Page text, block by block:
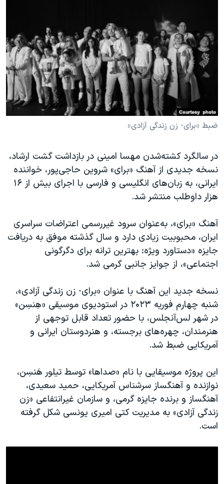
حقوق شهروندی
اقتصادی
علم و فناوری
اسرائیل در جنگ
گالری عکس
آرشیو پخش زنده
انتخابات ریاست جمهوری آمریکا ۲۰۲۴
حمله جمهوری اسلامی به اسرائیل
رمز مهسا
ورزش زنان در ایران
اعتراضات زن، زندگی، آزادی
مجموعه مستندهای دادخواهی
دادگاه حمید نوری
چهل سال گروگان‌گیری
قانون شفافیت دارائی کادر رهبری ایران
اسرائیل در جنگ
نرگس محمدی برنده جایزه نوبل صلح
همایش محافظه‌کاران آمریکا «سی‌پک»
سفر پرزیدنت ترامپ به چین
زبانهای مختلف
ضبط «برای- زن زندگی آزادی»
در سالگرد کشته‌شدن مهسا امینی در بازداشت گشت ارشاد،
نسخه جدیدی از آهنگ «برای» شروین حاجی‌پور، خواننده
ایرانی، به زبان‌های انگلیسی و فارسی با اجرای بیش از ۱۶
هزار داوطلب منتشر شد.
آهنگ‌ «برای»، به‌عنوان سرود غیررسمی اعتراضات سراسری
ایران، محبوبیت زیادی دارد و سال گذشته موفق به دریافت
جایزه «دستاورد ویژه: بهترین ترانه برای دگرگونی
اجتماعی»، از جوایز جانبی گرمی شد.
نسخه جدید این آهنگ با عنوان «برای- زن زندگی آزادی»،
شنبه چهارم فوریه ۲۰۲۳ در استودیوی موسیقی «هِنسِن»
در شهر لس‌آنجلس، با حضور تعداد قابل توجهی از
هنرمندان، ‌چهره‌های برجسته، و هنردوستان ایرانی و
آمریکایی ضبط شد.
این پروژه موسیقایی با نام «صداها» توسط تیلور هَنسِن،
نوازنده و آهنگساز سرشناس آمریکایی، حمید سعیدی،
آهنگساز و برنده جایزه گرمی، و سازمان غیرانتفاعی «زن
زندگی آزادی» به مدیریت کتی امیری یونسی شکل گرفته
است.